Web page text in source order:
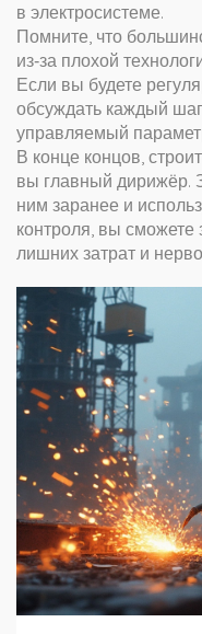
в электросистеме.
Помните, что
из‑за плохой
Если вы будете
обсуждать каждый
управляемый
В конце концов,
вы главный дирижёр.
ним заранее и
контроля, вы сможете
лишних затрат и